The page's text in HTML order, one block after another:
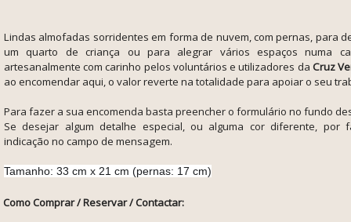
Lindas almofadas sorridentes em forma de nuvem, com pernas, para
um quarto de criança ou para alegrar vários espaços numa
artesanalmente com carinho pelos voluntários e utilizadores da Cruz
ao encomendar aqui, o valor reverte na totalidade para apoiar o seu
Para fazer a sua encomenda basta preencher o formulário no fundo
Se desejar algum detalhe especial, ou alguma cor diferente,
por
indicação no campo de mensagem.
Tamanho: 33 cm x 21 cm (pernas: 17 cm)
Como Comprar / Reservar / Contactar: